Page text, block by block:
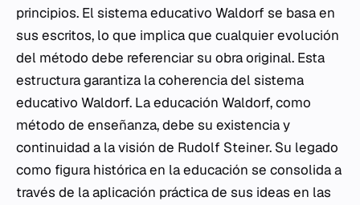
principios. El sistema educativo Waldorf se basa en
sus escritos, lo que implica que cualquier evolución
del método debe referenciar su obra original. Esta
estructura garantiza la coherencia del sistema
educativo Waldorf. La educación Waldorf, como
método de enseñanza, debe su existencia y
continuidad a la visión de Rudolf Steiner. Su legado
como figura histórica en la educación se consolida a
través de la aplicación práctica de sus ideas en las